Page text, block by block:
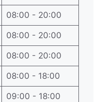
08:00 - 20:00
08:00 - 20:00
08:00 - 20:00
08:00 - 18:00
09:00 - 18:00